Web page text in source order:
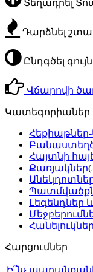
Տեղադրել
Դարձնել
Ընդգծել
Վճարովի
Կատեգորիաներ
Հայտնի
Քառյակներ
Լեգենդներ
Հանելուկներ
Հարցումներ
Ի՞նչ